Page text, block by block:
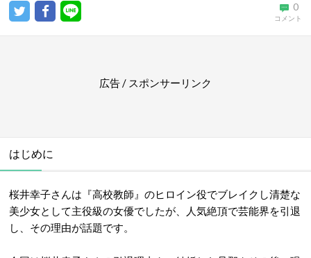
0
コメント
広告 / スポンサーリンク
はじめに
桜井幸子さんは『高校教師』のヒロイン役でブレイクし清楚な
美少女として主役級の女優でしたが、人気絶頂で芸能界を引退
し、その理由が話題です。